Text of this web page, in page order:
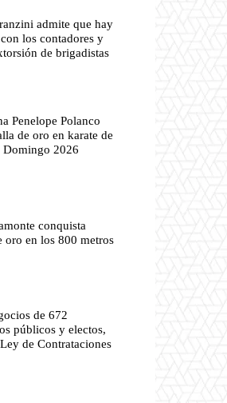
admite que hay
los contadores y
de brigadistas
Penelope Polanco
de oro en karate de
Domingo 2026
conquista
oro en los 800 metros
de 672
públicos y electos,
de Contrataciones